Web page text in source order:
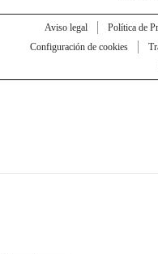
Aviso legal Política de
Configuración de cookies